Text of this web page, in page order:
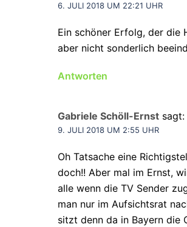
6. JULI 2018 UM 22:21 UHR
Ein schöner Erfolg, der die
aber nicht sonderlich
Antworten
Gabriele Schöll-Ernst sagt:
9. JULI 2018 UM 2:55 UHR
Oh Tatsache eine
doch!! Aber mal im Ernst,
alle wenn die TV Sender
man nur im Aufsichtsrat
sitzt denn da in Bayern die